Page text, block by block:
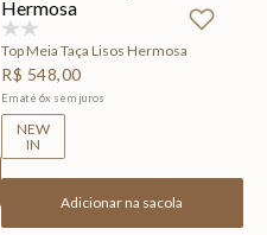
Top Meia Taça Lisos Hermosa
R$ 548,00
Em até 6x sem juros
NEW
IN
Adicionar na sacola